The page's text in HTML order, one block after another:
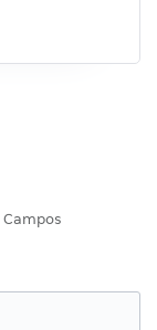
Campos